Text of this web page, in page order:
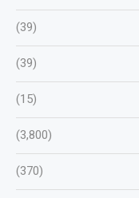
(39)
(39)
(15)
(3,800)
(370)